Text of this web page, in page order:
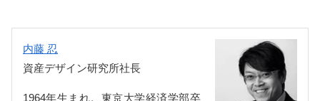
内藤 忍
資産デザイン研究所社長
1964年生まれ。東京大学経済学部卒